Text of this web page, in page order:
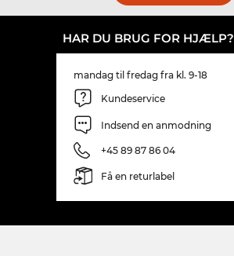
HAR DU BRUG FOR HJÆLP?
mandag til fredag fra kl. 9-18
Kundeservice
Indsend en anmodning
+45 89 87 86 04
Få en returlabel